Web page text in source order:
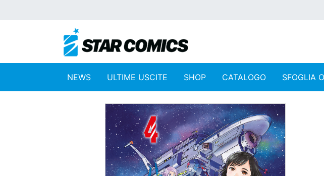
NEWS ULTIME USCITE SHOP CATALOGO SFOGLIA